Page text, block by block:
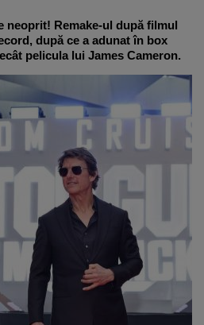
neoprit! Remake-ul după filmul
după ce a adunat în box
pelicula lui James Cameron.